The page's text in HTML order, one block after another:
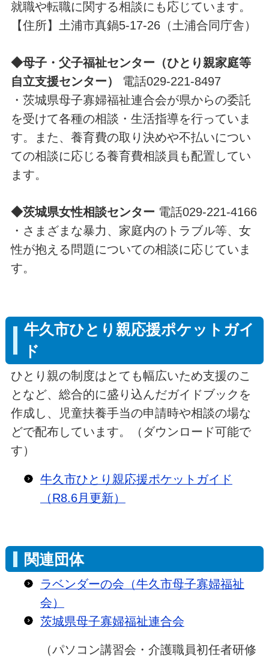
就職や転職に関する相談にも応じています。
【住所】土浦市真鍋5-17-26（土浦合同庁舎）
◆母子・父子福祉センター（ひとり親家庭等
自立支援センター） 電話029-221-8497
・茨城県母子寡婦福祉連合会が県からの委託
を受けて各種の相談・生活指導を行っていま
す。また、養育費の取り決めや不払いについ
ての相談に応じる養育費相談員も配置してい
ます。
◆茨城県女性相談センター 電話029-221-4166
・さまざまな暴力、家庭内のトラブル等、女
性が抱える問題についての相談に応じていま
す。
牛久市ひとり親応援ポケットガイ
ド
ひとり親の制度はとても幅広いため支援のこ
となど、総合的に盛り込んだガイドブックを
作成し、児童扶養手当の申請時や相談の場な
どで配布しています。（ダウンロード可能で
す）
牛久市ひとり親応援ポケットガイド
（R8.6月更新）
関連団体
ラベンダーの会（牛久市母子寡婦福祉
会）
茨城県母子寡婦福祉連合会
（パソコン講習会・介護職員初任者研修